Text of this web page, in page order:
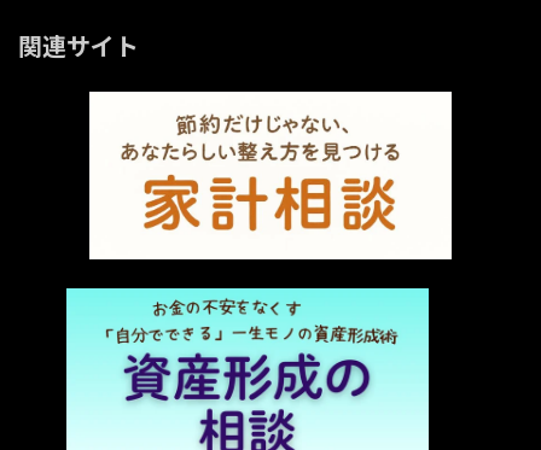
関連サイト